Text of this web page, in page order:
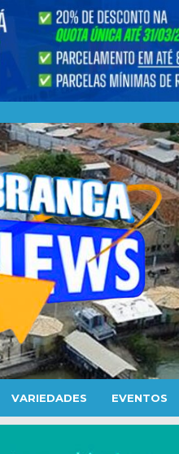
VARIEDADES EVENTOS